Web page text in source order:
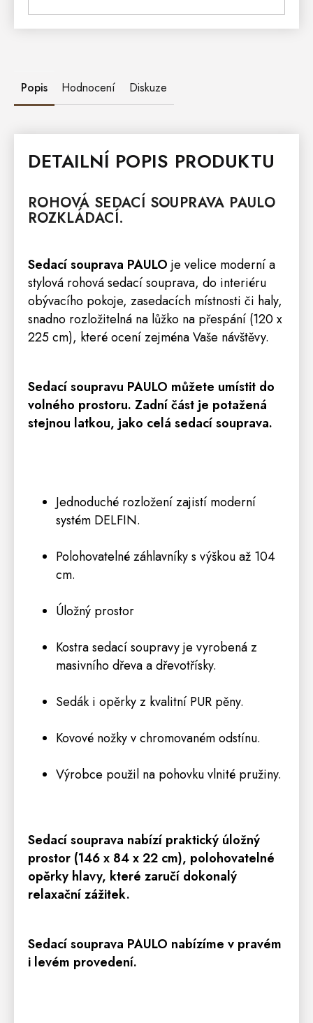
Popis Hodnocení Diskuze
DETAILNÍ POPIS PRODUKTU
ROHOVÁ SEDACÍ SOUPRAVA PAULO
ROZKLÁDACÍ.
Sedacísouprava PAULO je velice moderní a
stylová rohová sedací souprava, do interiéru
obývacího pokoje, zasedacích místnosti či haly,
snadno rozložitelná na lůžko na přespání (120 x
225 cm), které ocení zejména Vaše návštěvy.
Sedacísoupravu PAULO můžete umístit do
volného prostoru. Zadní část je potažená
stejnou latkou, jako celá sedací souprava.
Jednoduché rozložení zajistí moderní
systém DELFIN.
Polohovatelné záhlavníky s výškou až 104
cm.
Úložný prostor
Kostra sedací soupravy je vyrobená z
masivního dřeva a dřevotřísky.
Sedák i opěrky z kvalitní PUR pěny.
Kovové nožky v chromovaném odstínu.
Výrobce použil na pohovku vlnité pružiny.
Sedacísouprava nabízí praktický úložný
prostor (146 x 84 x 22 cm), polohovatelné
opěrky hlavy, které zaručí dokonalý
relaxační zážitek.
Sedacísouprava PAULO nabízíme v pravém
i levém provedení.